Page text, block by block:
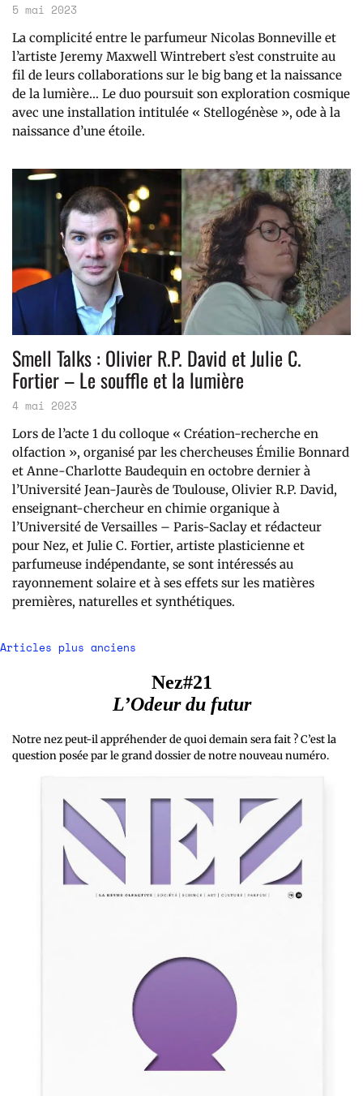
5 mai 2023
La complicité entre le parfumeur Nicolas Bonneville et
l’artiste Jeremy Maxwell Wintrebert s’est construite au
fil de leurs collaborations sur le big bang et la naissance
de la lumière… Le duo poursuit son exploration cosmique
avec une installation intitulée « Stellogénèse », ode à la
naissance d’une étoile.
Smell Talks : Olivier R.P. David et Julie C.
Fortier – Le souffle et la lumière
4 mai 2023
Lors de l’acte 1 du colloque « Création-recherche en
olfaction », organisé par les chercheuses Émilie Bonnard
et Anne-Charlotte Baudequin en octobre dernier à
l’Université Jean-Jaurès de Toulouse, Olivier R.P. David,
enseignant-chercheur en chimie organique à
l’Université de Versailles – Paris-Saclay et rédacteur
pour Nez, et Julie C. Fortier, artiste plasticienne et
parfumeuse indépendante, se sont intéressés au
rayonnement solaire et à ses effets sur les matières
premières, naturelles et synthétiques.
Navigation
Articles plus anciens
Nez#21
L’Odeur du futur
Notre nez peut-il appréhender de quoi demain sera fait ? C’est la
question posée par le grand dossier de notre nouveau numéro.